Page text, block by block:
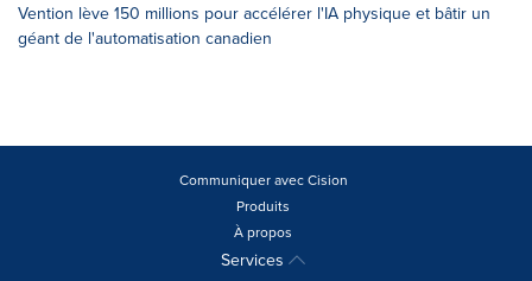
Vention lève 150 millions pour accélérer l'IA physique et bâtir un
géant de l'automatisation canadien
Communiquer avec Cision
Produits
À propos
Services